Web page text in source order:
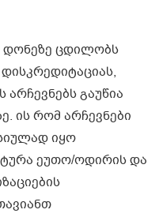
დონეზე ცდილობს
გაუწია
ის რომ არჩევნები
იყო
ეუთო/ოდირის და